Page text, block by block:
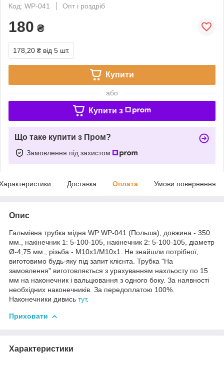
Код: WP-041
Опт і роздріб
180 ₴
178,20 ₴ від 5 шт.
Купити
або
Купити з
Що таке купити з Пром?
Замовлення під захистом
Доставка Оплата Умови повернення
Опис
Гальмівна трубка мідна WP WP-041 (Польша), довжина - 350
мм., накінечник 1: 5-100-105, накінечник 2: 5-100-105, діаметр
Ø-4,75 мм., різьба - М10х1/М10х1. Не знайшли потрібної,
виготовимо будь-яку під запит клієнта. Трубка "На
замовлення" виготовляється з урахуванням нахльосту по 15
мм на наконечник і вальцювання з одного боку. За наявності
необхідних наконечників. За передоплатою 100%.
Наконечники дивись тут.
Приховати
Характеристики